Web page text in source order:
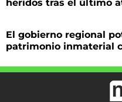
heridos tras el último
El gobierno regional
patrimonio inmaterial